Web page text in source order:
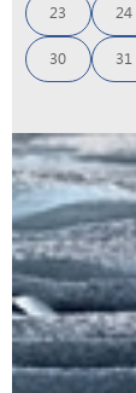
23 24
30 31